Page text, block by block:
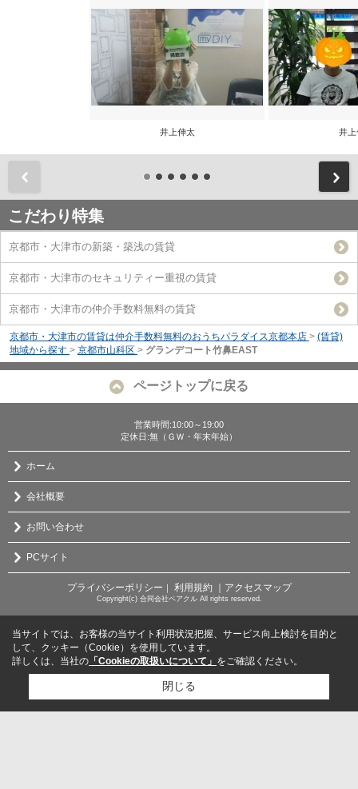
井上伸太 井上
こだわり特集
京都市・大津市の新築・築浅の賃貸
京都市・大津市のセキュリティー重視の賃貸
京都市・大津市の仲介手数料無料の賃貸
京都市・大津市の賃貸は仲介手数料無料のおうちパラダイス京都本店 > (賃貸)
地域から探す > 京都市山科区 > グランデコート竹鼻EAST
ページトップに戻る
営業時間:10:00～19:00
定休日:無（ＧＷ・年末年始）
ホーム
会社概要
お問い合わせ
PCサイト
プライバシーポリシー 利用規約 ｜アクセスマップ
Copyright(c) 合同会社ベアクル All rights reserved.
当サイトでは、お客様の当サイト利用状況把握、サービス向上検討を目的と
して、クッキー（Cookie）を使用しています。
詳しくは、当社の 「Cookieの取扱いについて」 をご確認ください。
閉じる